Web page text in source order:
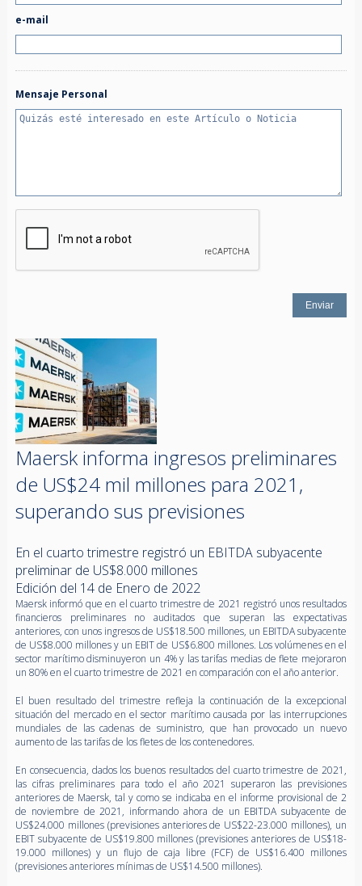
e-mail
Mensaje Personal
Maersk informa ingresos preliminares
de US$24 mil millones para 2021,
superando sus previsiones
En el cuarto trimestre registró un EBITDA subyacente
preliminar de US$8.000 millones
Edición del 14 de Enero de 2022
Maersk informó que en el cuarto trimestre de 2021 registró unos resultados
financieros preliminares no auditados que superan las expectativas
anteriores, con unos ingresos de US$18.500 millones, un EBITDA subyacente
de US$8.000 millones y un EBIT de US$6.800 millones. Los volúmenes en el
sector marítimo disminuyeron un 4% y las tarifas medias de flete mejoraron
un 80% en el cuarto trimestre de 2021 en comparación con el año anterior.
El buen resultado del trimestre refleja la continuación de la excepcional
situación del mercado en el sector marítimo causada por las interrupciones
mundiales de las cadenas de suministro, que han provocado un nuevo
aumento de las tarifas de los fletes de los contenedores.
En consecuencia, dados los buenos resultados del cuarto trimestre de 2021,
las cifras preliminares para todo el año 2021 superaron las previsiones
anteriores de Maersk, tal y como se indicaba en el informe provisional de 2
de noviembre de 2021, informando ahora de un EBITDA subyacente de
US$24.000 millones (previsiones anteriores de US$22-23.000 millones), un
EBIT subyacente de US$19.800 millones (previsiones anteriores de US$18-
19.000 millones) y un flujo de caja libre (FCF) de US$16.400 millones
(previsiones anteriores mínimas de US$14.500 millones).